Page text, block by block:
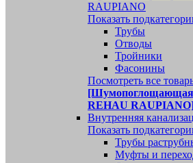
RAUPIANO
Показать
Трубы
Отводы
Тройники
Фасонины
Посмотреть все
[Шумопоглощающая
REHAU
Внутренняя
Показать
Трубы
Муфты и